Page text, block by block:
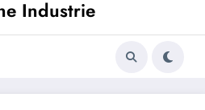
Industrie